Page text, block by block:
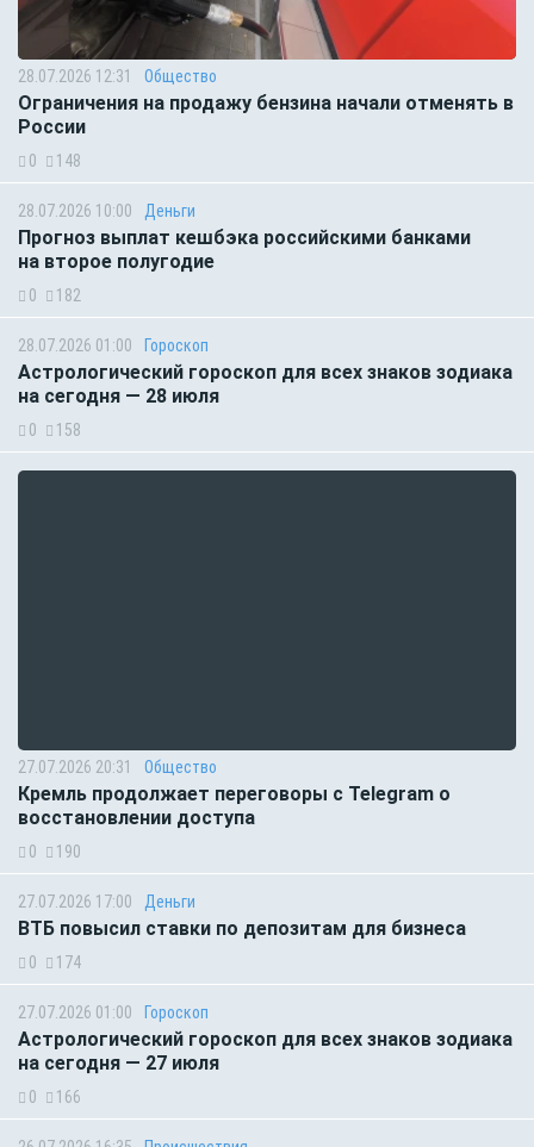
28.07.2026 12:31 Общество
Ограничения на продажу бензина начали отменять в
России
0 148
28.07.2026 10:00 Деньги
Прогноз выплат кешбэка российскими банками
на второе полугодие
0 182
28.07.2026 01:00 Гороскоп
Астрологический гороскоп для всех знаков зодиака
на сегодня — 28 июля
0 158
27.07.2026 20:31 Общество
Кремль продолжает переговоры с Telegram о
восстановлении доступа
0 190
27.07.2026 17:00 Деньги
ВТБ повысил ставки по депозитам для бизнеса
0 174
27.07.2026 01:00 Гороскоп
Астрологический гороскоп для всех знаков зодиака
на сегодня — 27 июля
0 166